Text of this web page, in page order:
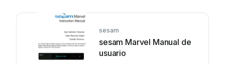
sesam
sesam Marvel Manual de
usuario